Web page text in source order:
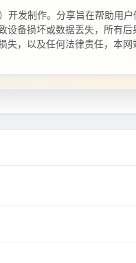
）开发制作。分享旨在帮助用
设备损坏或数据丢失，所有
，以及任何法律责任，本